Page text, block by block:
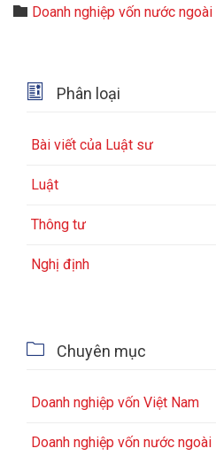
 Category
Doanh nghiệp vốn nước ngoài
 Phân loại
Bài viết của Luật sư
Luật
Thông tư
Nghị định
 Chuyên mục
Doanh nghiệp vốn Việt Nam
Doanh nghiệp vốn nước ngoài